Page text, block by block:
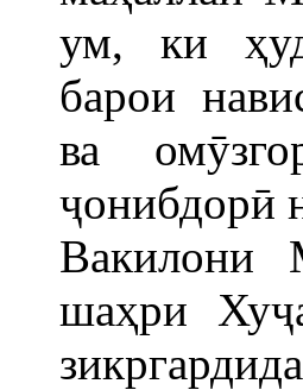
ум, ки
барои
ва
ҷонибдорӣ
Вакилони
шаҳри